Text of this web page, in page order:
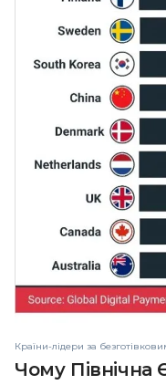
Країни-лідери за
Чому Північна